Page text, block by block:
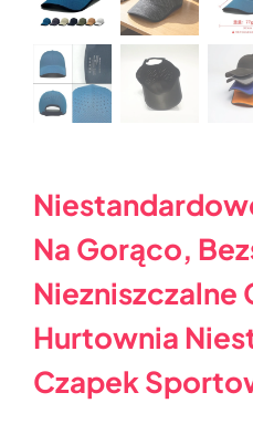
Na Gorąco,
Niezniszczalne
Hurtownia
Czapek